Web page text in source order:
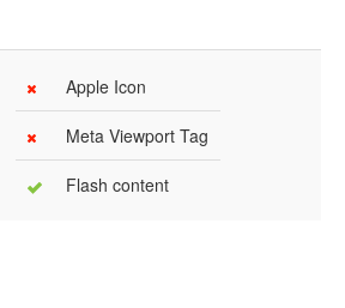
Apple Icon
Meta Viewport Tag
Flash content